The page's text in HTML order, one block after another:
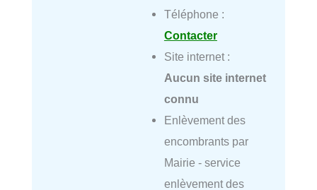
Téléphone :
Contacter
Site internet :
Aucun site internet
connu
Enlèvement des
encombrants par
Mairie - service
enlèvement des